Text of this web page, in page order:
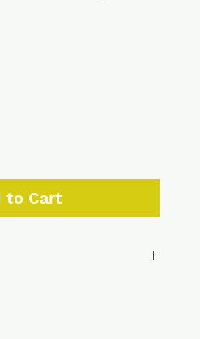
to Cart
à la charge de